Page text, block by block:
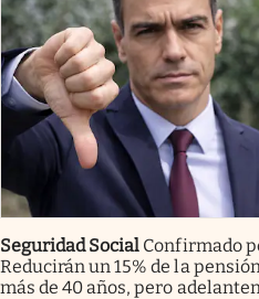
Seguridad Social Confirmado
Reducirán un 15% de la
más de 40 años, pero